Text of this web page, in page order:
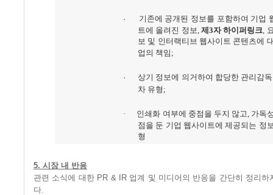
· 기존에 공개된 정보를 포함하여 기업
트에 올려진 정보, 제3자 하이퍼링크,
보 및 인터랙티브 웹사이트 콘텐츠에
업의 책임;
· 상기 정보에 의거하여 합당한 관리감
차 유형;
· 인쇄화 여부에 중점을 두지 않고, 가독
점을 둔 기업 웹사이트에 제공되는 정
형
5. 시장 내 반응
관련 소식에 대한 PR & IR 업계 및 미디어의 반응을 간단히 정리하
다.